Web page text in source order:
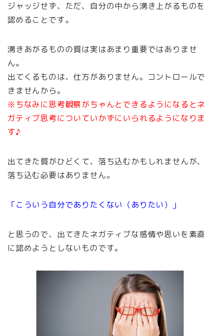
ジャッジせず、ただ、自分の中から湧き上がるものを
認めることです。
湧きあがるものの質は実はあまり重要ではありませ
ん。
出てくるものは、仕方がありません。コントロールで
きませんから。
※ちなみに思考観察がちゃんとできるようになるとネ
ガティブ思考についていかずにいられるようになりま
す♪
出てきた質がひどくて、落ち込むかもしれませんが、
落ち込む必要はありません。
「こういう自分でありたくない（ありたい）」
と思うので、出てきたネガティブな感情や思いを素直
に認めようとしないものです。